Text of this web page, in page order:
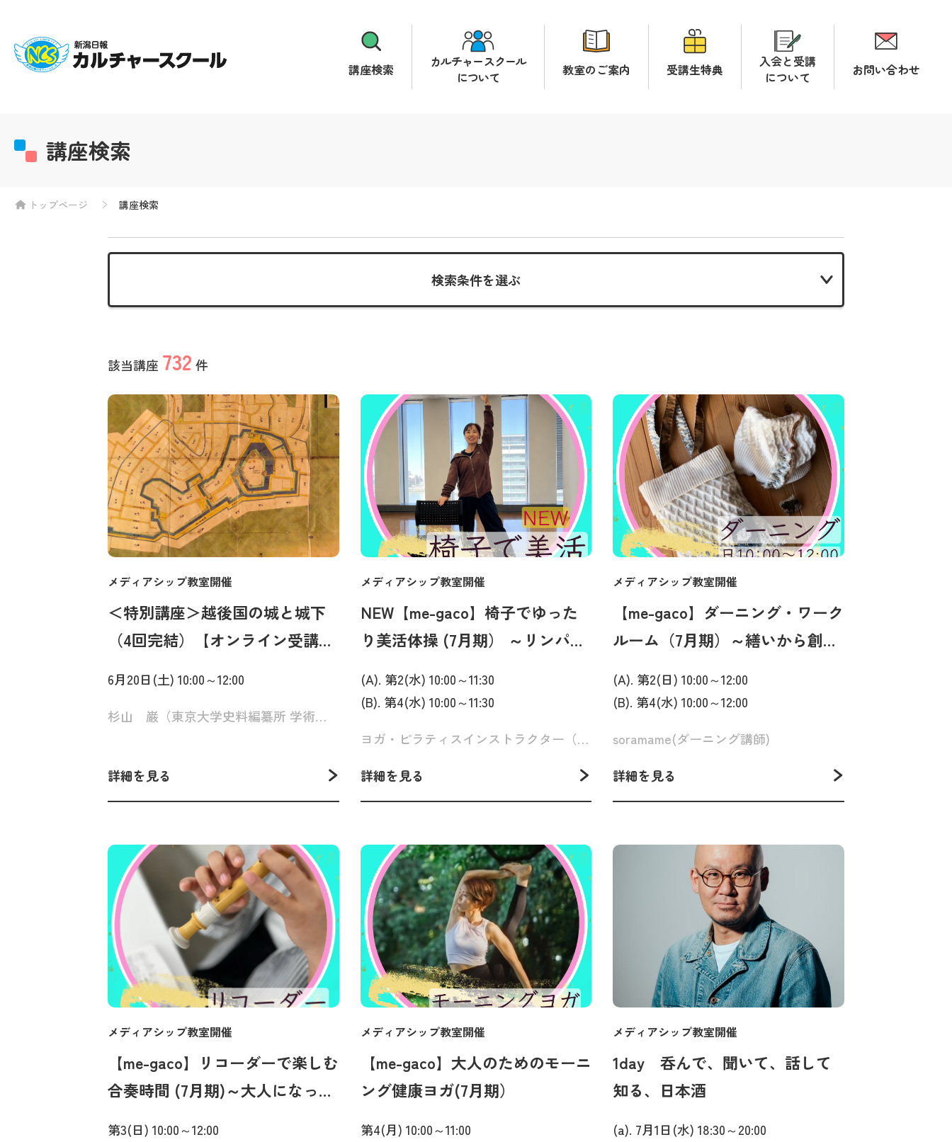
講座検索
カルチャースクール
について
教室のご案内 受講生特典
入会と受講
について
お問い合わせ
講座検索
トップページ 講座検索
検索条件を選ぶ
該当講座 732 件
メディアシップ教室開催
＜特別講座＞越後国の城と城下
（4回完結）【オンライン受講
6月20日(土) 10:00～12:00
杉山 巌（東京大学史料編纂所 学術支援専門職員）
詳細を見る
メディアシップ教室開催
NEW【me-gaco】椅子でゆった
り美活体操 (7月期） ～リンパを
(A). 第2(水) 10:00～11:30
(B). 第4(水) 10:00～11:30
ヨガ・ピラティスインストラクター（YOGA Studio sutra 代表） 金子みつこ
詳細を見る
メディアシップ教室開催
【me-gaco】ダーニング・ワーク
ルーム（7月期）～繕いから創作
(A). 第2(日) 10:00～12:00
(B). 第4(水) 10:00～12:00
soramame(ダーニング講師)
詳細を見る
メディアシップ教室開催
【me-gaco】リコーダーで楽しむ
合奏時間 (7月期)～大人になって
第3(日) 10:00～12:00
メディアシップ教室開催
【me-gaco】大人のためのモーニ
ング健康ヨガ(7月期）
第4(月) 10:00～11:00
メディアシップ教室開催
1day 呑んで、聞いて、話して
知る、日本酒
(a). 7月1日(水) 18:30～20:00